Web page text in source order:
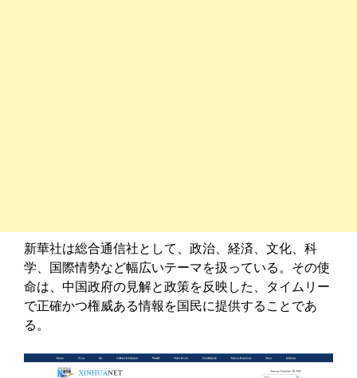
新華社は総合通信社として、政治、経済、文化、科
学、国際情勢など幅広いテーマを扱っている。その使
命は、中国政府の見解と政策を反映した、タイムリー
で正確かつ権威ある情報を国民に提供することであ
る。